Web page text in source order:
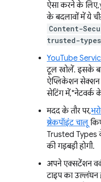
ऐसा करने के
के बदलावों में ये
Content-
trusted-
YouTube
टूल खोलें. इसके
ऐप्लिकेशन सेक्शन
सेटिंग में, "नेटवर्क
मदद के तौर पर,
ब्रेकपॉइंट चालू
Trusted Types
की गड़बड़ी होगी.
अपने एक्सटेंशन
टाइप का उल्लंघन